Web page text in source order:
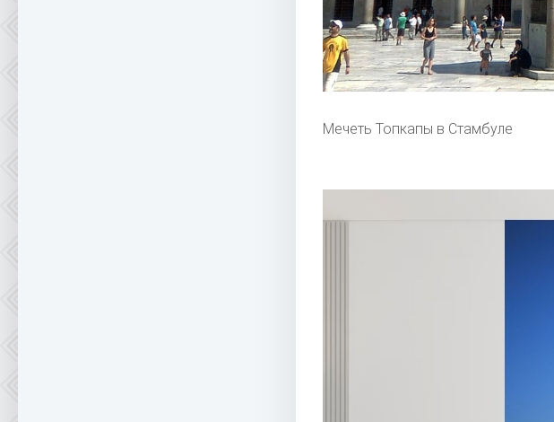
Мечеть Топкапы в Стамбуле